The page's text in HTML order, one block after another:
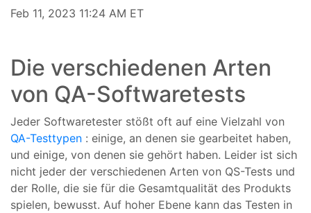
Feb 11, 2023 11:24 AM ET
Die verschiedenen Arten
von QA-Softwaretests
Jeder Softwaretester stößt oft auf eine Vielzahl von
QA-Testtypen : einige, an denen sie gearbeitet haben,
und einige, von denen sie gehört haben. Leider ist sich
nicht jeder der verschiedenen Arten von QS-Tests und
der Rolle, die sie für die Gesamtqualität des Produkts
spielen, bewusst. Auf hoher Ebene kann das Testen in